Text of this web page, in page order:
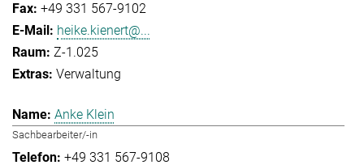
+49 331 567-9102
heike.kienert@...
Z-1.025
Verwaltung
Anke Klein
Sachbearbeiter/-in
+49 331 567-9108